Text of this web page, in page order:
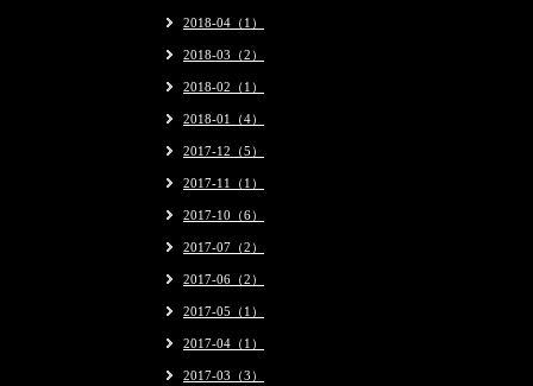
2018-04（1）
2018-03（2）
2018-02（1）
2018-01（4）
2017-12（5）
2017-11（1）
2017-10（6）
2017-07（2）
2017-06（2）
2017-05（1）
2017-04（1）
2017-03（3）